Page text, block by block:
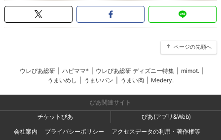
ページの先頭へ
ウレぴあ総研 ハピママ* ウレぴあ総研 ディズニー特集 mimot.
うまいめし
うまいパン うまい肉 Medery.
ぴあ関連サイト
チケットぴあ
ぴあ(アプリ&Web)
会社案内
プライバシーポリシー
アクセスデータの利用・著作権等